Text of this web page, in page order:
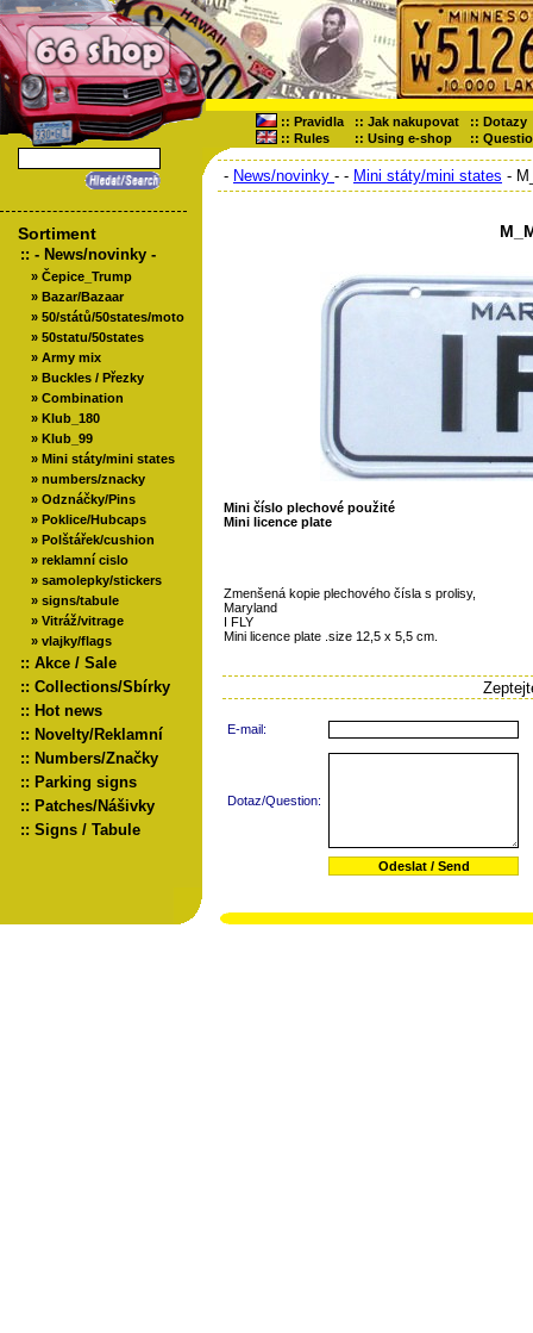
:: Pravidla :: Jak nakupovat :: Dotazy
:: Rules :: Using e-shop ::
Sortiment
:: - News/novinky -
» Čepice_Trump
» Bazar/Bazaar
» 50/států/50states/moto
» 50statu/50states
» Army mix
» Buckles / Přezky
» Combination
» Klub_180
» Klub_99
» Mini státy/mini states
» numbers/znacky
» Odznáčky/Pins
» Poklice/Hubcaps
» Polštářek/cushion
» reklamní cislo
» samolepky/stickers
» signs/tabule
» Vitráž/vitrage
» vlajky/flags
:: Akce / Sale
:: Collections/Sbírky
:: Hot news
:: Novelty/Reklamní
:: Numbers/Značky
:: Parking signs
:: Patches/Nášivky
:: Signs / Tabule
- News/novinky - - Mini státy/mini states -
Mini číslo plechové použité
Mini licence plate
Zmenšená kopie plechového čísla s prolisy,
Maryland
I FLY
Mini licence plate .size 12,5 x 5,5 cm.
E-mail:
Dotaz/Question: